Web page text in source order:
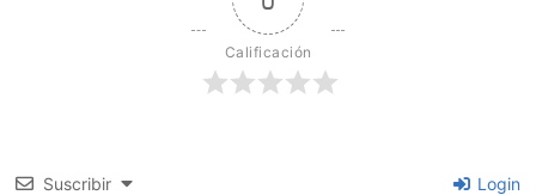
Calificación
Suscribir Login